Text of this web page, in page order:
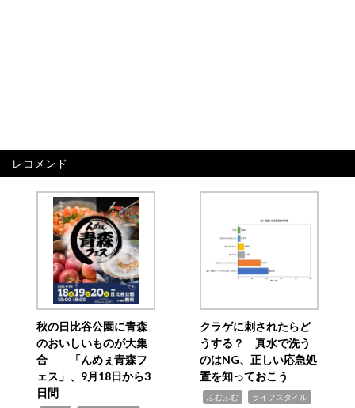
レコメンド
秋の日比谷公園に青森
のおいしいものが大集
合 「んめぇ青森フ
ェス」、9月18日から3
日間
クラゲに刺されたらど
うする？ 真水で洗う
のはNG、正しい応急処
置を知っておこう
ふむふむ ライフスタイル